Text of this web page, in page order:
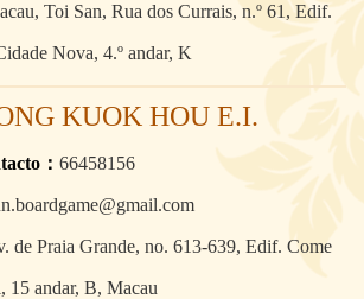
Toi San, Rua dos Currais, n.º 61, Edif.
Nova, 4.º andar, K
KUOK HOU E.I.
： 66458156
de Praia Grande, no. 613-639, Edif. Come
15 andar, B, Macau